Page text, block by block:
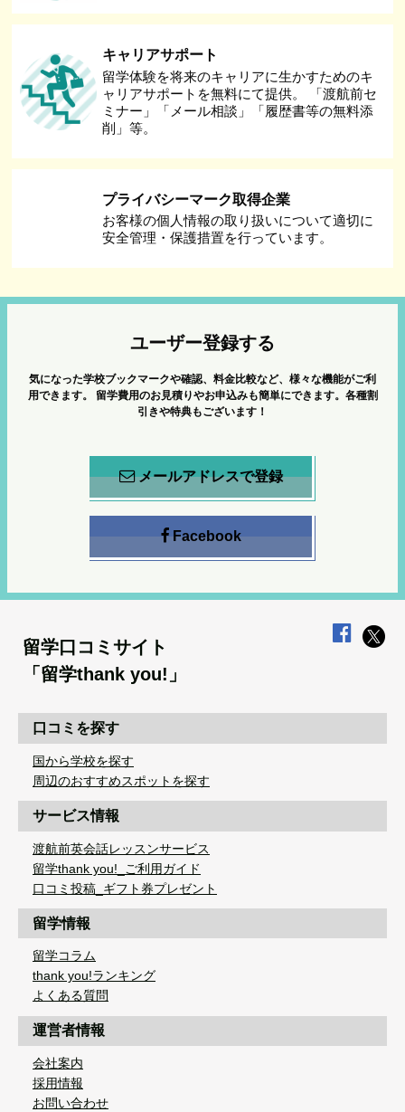
キャリアサポート
留学体験を将来のキャリアに生かすためのキ
ャリアサポートを無料にて提供。 「渡航前セ
ミナー」「メール相談」「履歴書等の無料添
削」等。
プライバシーマーク取得企業
お客様の個人情報の取り扱いについて適切に
安全管理・保護措置を行っています。
ユーザー登録する
気になった学校ブックマークや確認、料金比較など、様々な機能がご利
用できます。
留学費用のお見積りやお申込みも簡単にできます。各種割
引きや特典もございます！
メールアドレスで登録
Facebook
留学口コミサイト
「留学thank you!」
口コミを探す
国から学校を探す
周辺のおすすめスポットを探す
サービス情報
渡航前英会話レッスンサービス
留学thank you!_ご利用ガイド
口コミ投稿_ギフト券プレゼント
留学情報
留学コラム
thank you!ランキング
よくある質問
運営者情報
会社案内
採用情報
お問い合わせ